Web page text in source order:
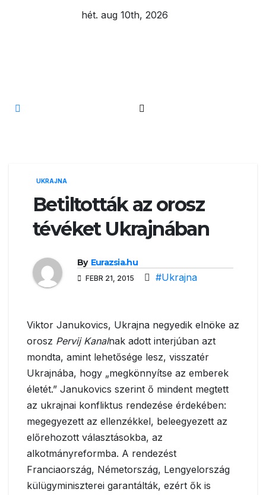
hét. aug 10th, 2026
UKRAJNA
Betiltották az orosz
tévéket Ukrajnában
By Eurazsia.hu
FEBR 21, 2015 #Ukrajna
Viktor Janukovics, Ukrajna negyedik elnöke az
orosz Pervij Kanalnak adott interjúban azt
mondta, amint lehetősége lesz, visszatér
Ukrajnába, hogy „megkönnyítse az emberek
életét.” Janukovics szerint ő mindent megtett
az ukrajnai konfliktus rendezése érdekében:
megegyezett az ellenzékkel, beleegyezett az
előrehozott választásokba, az
alkotmányreformba. A rendezést
Franciaország, Németország, Lengyelország
külügyminiszterei garantálták, ezért ők is